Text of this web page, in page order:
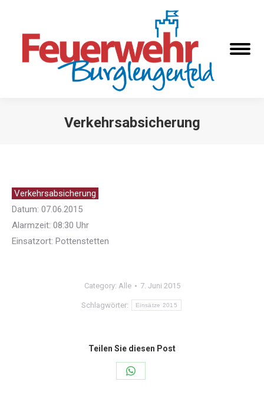
Verkehrsabsicherung
Verkehrsabsicherung
Datum: 07.06.2015
Alarmzeit: 08:30 Uhr
Einsatzort: Pottenstetten
Category: Alle 7. Juni 2015
Schlagwörter: Einsätze 2015
Teilen Sie diesen Post
Share